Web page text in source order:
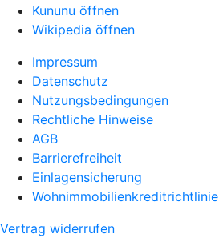
Kununu öffnen
Wikipedia öffnen
Impressum
Datenschutz
Nutzungsbedingungen
Rechtliche Hinweise
AGB
Barrierefreiheit
Einlagensicherung
Wohnimmobilienkreditrichtlinie
Vertrag widerrufen